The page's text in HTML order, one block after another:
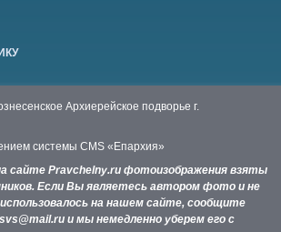
Архиерейское подворье г.
системы CMS «Епархия»
сайте Pravchelny.ru фотоизображения взяты
Если Вы являетесь автором фото и не
на нашем сайте, сообщите
и мы немедленно уберем его с